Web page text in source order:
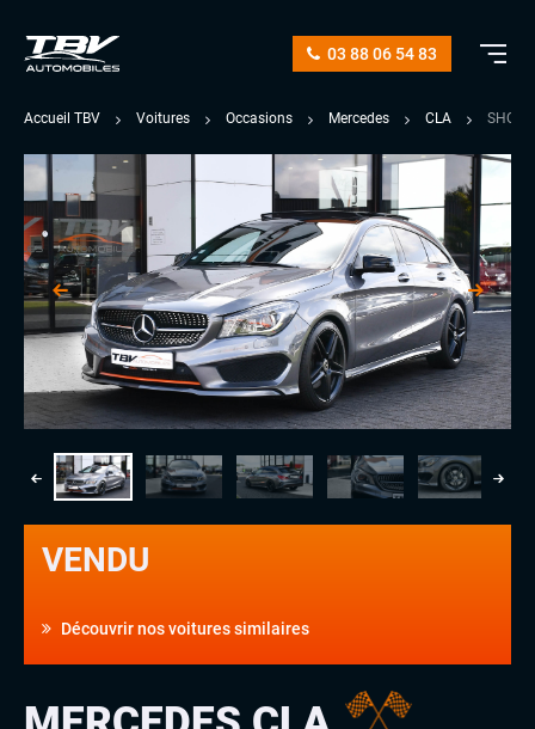
03 88 06 54 83
Accueil TBV Voitures Occasions Mercedes CLA
VENDU
Découvrir nos voitures similaires